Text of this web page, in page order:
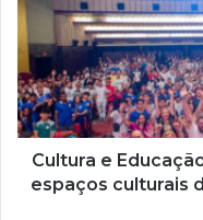
e
n
e
r
e
Cultura e
espaços culturais